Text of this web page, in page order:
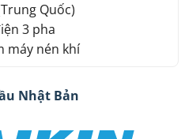
Quốc)
3 pha
máy nén khí
Nhật Bản